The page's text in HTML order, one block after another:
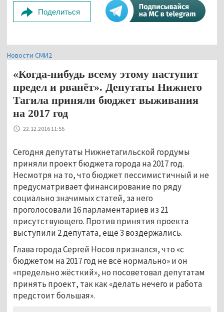
Поделиться
Новости СМИ2
«Когда-нибудь всему этому наступит
предел и рванёт». Депутаты Нижнего
Тагила приняли бюджет выживания
на 2017 год
22.12.2016 11:55
Сегодня депутаты Нижнетагильской гордумы
приняли проект бюджета города на 2017 год.
Несмотря на то, что бюджет пессимистичный и не
предусматривает финансирование по ряду
социально значимых статей, за него
проголосовали 16 парламентариев из 21
присутствующего. Против принятия проекта
выступили 2 депутата, ещё 3 воздержались.
Глава города Сергей Носов признался, что «с
бюджетом на 2017 год не всё нормально» и он
«предельно жёсткий», но посоветовал депутатам
принять проект, так как «делать нечего и работа
предстоит большая».